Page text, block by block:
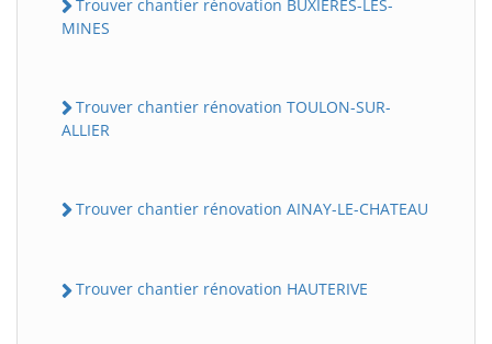
Trouver chantier rénovation BUXIERES-LES-
MINES
Trouver chantier rénovation TOULON-SUR-
ALLIER
Trouver chantier rénovation AINAY-LE-CHATEAU
Trouver chantier rénovation HAUTERIVE